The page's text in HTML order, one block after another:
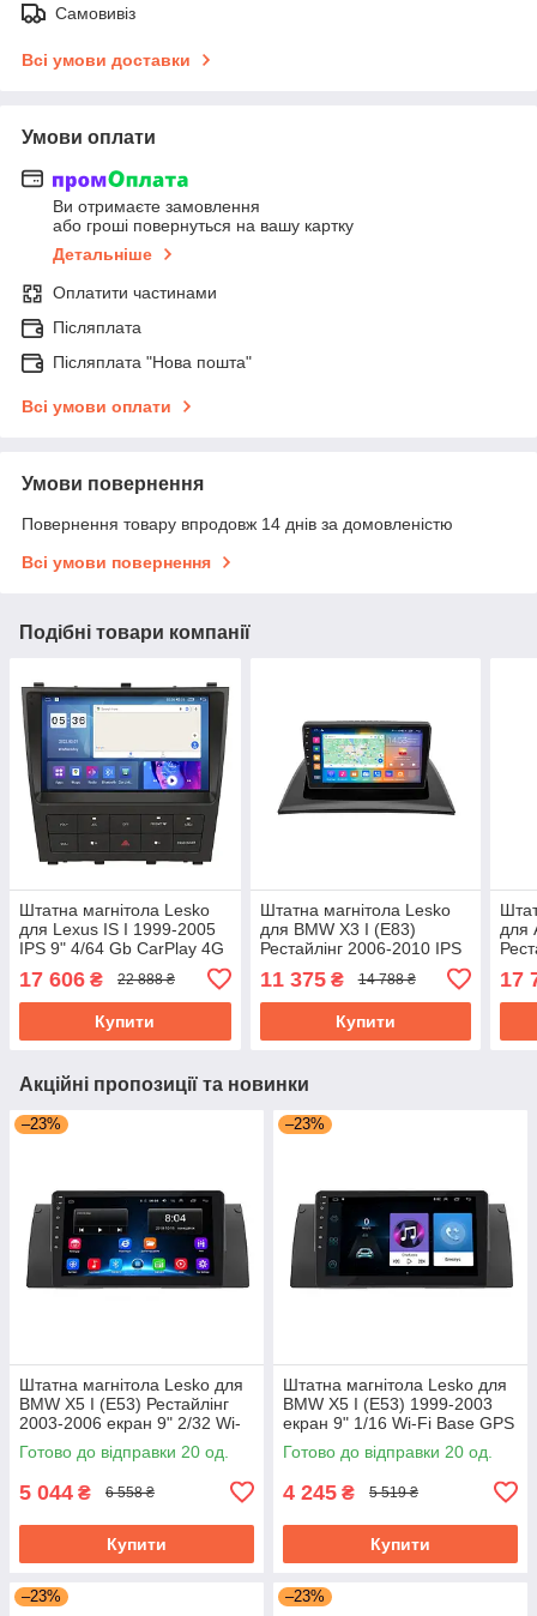
Самовивіз
Всі умови доставки
Умови оплати
Ви отримаєте замовлення
або гроші повернуться на вашу картку
Детальніше
Оплатити частинами
Післяплата
Післяплата "Нова пошта"
Всі умови оплати
Умови повернення
Повернення товару впродовж 14 днів за домовленістю
Всі умови повернення
Подібні товари компанії
Штатна магнітола Lesko
для Lexus IS I 1999-2005
IPS 9" 4/64 Gb CarPlay 4G
17 606 ₴ 22 888 ₴
Купити
Штатна магнітола Lesko
для BMW X3 I (E83)
Рестайлінг 2006-2010 IPS
9" 2/32Gb CarPlay 4G Wi-
Fi GPS Prime
11 375₴ 14 788 ₴
Купити
для
Fi
17
Акційні пропозиції та новинки
–23%
Штатна магнітола Lesko для
BMW X5 I (E53) Рестайлінг
2003-2006 екран 9" 2/32 Wi-
Fi Base GPS Android
Готово до відправки 20 од.
5 044 ₴ 6 558 ₴
Купити
–23%
Штатна магнітола Lesko для
BMW X5 I (E53) 1999-2003
екран 9" 1/16 Wi-Fi Base GPS
Android БМВ
Готово до відправки 20 од.
4 245 ₴ 5 519 ₴
Купити
–23% –23%